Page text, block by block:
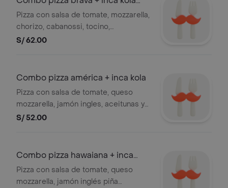
sabor orig
Pizza con salsa de tomate, mozzarella,
chorizo, cabanossi, tocino,
champiñones, carne molida,
S/ 62.00
Combo pizza américa + inca kola
Pizza con salsa de tomate, queso
mozzarella, jamón ingles, aceitunas y
pimiento, 8 slices. + gaseosas inca
S/ 52.00
Combo pizza hawaiana + inca
kola
Pizza con salsa de tomate, queso
mozzarella, jamón inglés piña